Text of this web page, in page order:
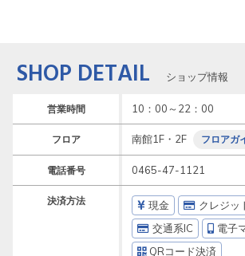
SHOP DETAIL ショップ情報
営業時間 10：00～22：00
フロア 南館1F・2F フロアガ
電話番号 0465-47-1121
決済方法 現金
クレジッ
交通系IC
電子
QRコード決済